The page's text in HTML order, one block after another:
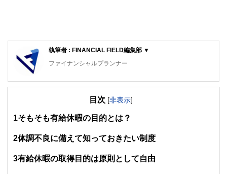
執筆者 : FINANCIAL FIELD編集部 ▼
ファイナンシャルプランナー
FinancialField編集部は、金融、経済に関する記事を、日々
知識がない方でも理解できるようわかりやすく発信していま
得者を中心に「お金や暮らし」に関する書籍・雑誌の編集経
験者で構成され、企画立案から記事掲載まですべての工程に
目次 [非表示]
1 そもそも有給休暇の目的とは？
2体調不良に備えて知っておきたい制度
3有給休暇の取得目的は原則として自由